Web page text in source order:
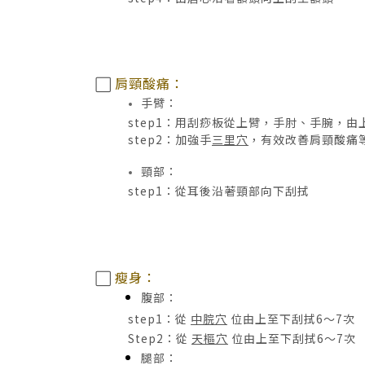
肩頸酸痛：
手臂：
step1：用刮痧板從上臂，手肘、手腕，由
step2：加強手三里穴 ，有效改善肩頸酸痛
頸部：
step1：從耳後沿著頸部向下刮拭
瘦身：
腹部：
step1：從 中脘穴 位由上至下刮拭6～7次
Step2：從 天樞穴 位由上至下刮拭6～7次
腿部：